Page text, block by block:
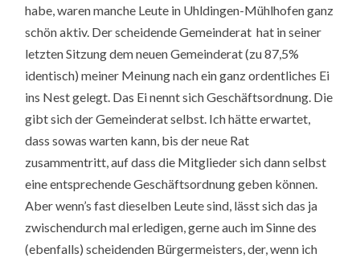
habe, waren manche Leute in Uhldingen-Mühlhofen ganz
schön aktiv. Der scheidende Gemeinderat hat in seiner
letzten Sitzung dem neuen Gemeinderat (zu 87,5%
identisch) meiner Meinung nach ein ganz ordentliches Ei
ins Nest gelegt. Das Ei nennt sich Geschäftsordnung. Die
gibt sich der Gemeinderat selbst. Ich hätte erwartet,
dass sowas warten kann, bis der neue Rat
zusammentritt, auf dass die Mitglieder sich dann selbst
eine entsprechende Geschäftsordnung geben können.
Aber wenn’s fast dieselben Leute sind, lässt sich das ja
zwischendurch mal erledigen, gerne auch im Sinne des
(ebenfalls) scheidenden Bürgermeisters, der, wenn ich